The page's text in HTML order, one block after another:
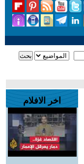
اخر الافلام